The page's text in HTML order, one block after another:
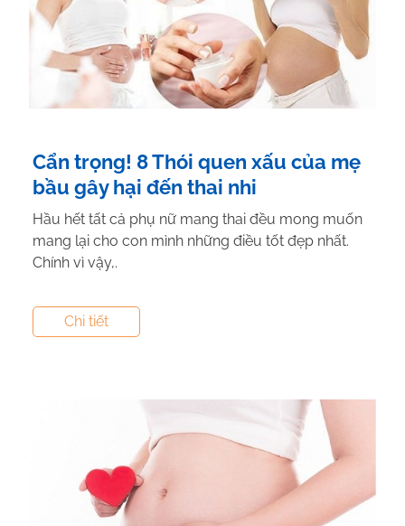
Cẩn trọng! 8 Thói quen xấu của mẹ
bầu gây hại đến thai nhi
Hầu hết tất cả phụ nữ mang thai đều mong muốn
mang lại cho con mình những điều tốt đẹp nhất.
Chính vì vậy,.
Sĩ Vũ Thị Hậu
Chi tiết